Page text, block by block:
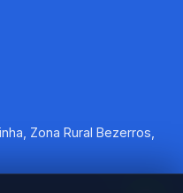
Zona Rural Bezerros,